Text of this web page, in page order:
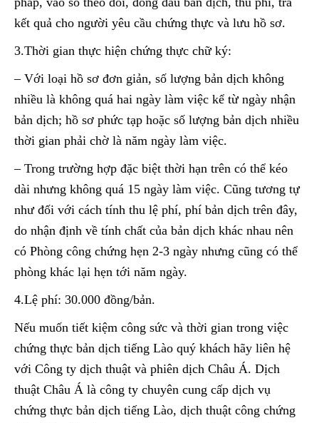
kết quả cho người yêu cầu chứng thực và lưu hồ sơ.
3.Thời gian thực hiện chứng thực chữ ký:
– Với loại hồ sơ đơn giản, số lượng bản dịch không
nhiều là không quá hai ngày làm việc kể từ ngày nhận
bản dịch; hồ sơ phức tạp hoặc số lượng bản dịch nhiều
thời gian phải chờ là năm ngày làm việc.
– Trong trường hợp đặc biệt thời hạn trên có thể kéo
dài nhưng không quá 15 ngày làm việc. Cũng tương tự
như đối với cách tính thu lệ phí, phí bản dịch trên đây,
do nhận định về tính chất của bản dịch khác nhau nên
có Phòng công chứng hẹn 2-3 ngày nhưng cũng có thể
phòng khác lại hẹn tới năm ngày.
4.Lệ phí: 30.000 đồng/bản.
Nếu muốn tiết kiệm công sức và thời gian trong việc
chứng thực bản dịch tiếng Lào quý khách hãy liên hệ
với Công ty dịch thuật và phiên dịch Châu Á. Dịch
thuật Châu Á là công ty chuyên cung cấp dịch vụ
chứng thực bản dịch tiếng Lào, dịch thuật công chứng